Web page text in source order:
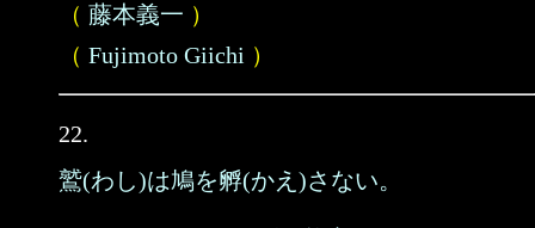
（ 藤本義一 ）
（ Fujimoto Giichi ）
22.
鷲(わし)は鳩を孵(かえ)さない。